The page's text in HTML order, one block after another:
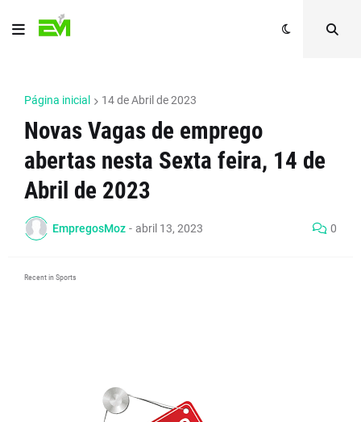
Página inicial 14 de Abril de 2023
Novas Vagas de emprego
abertas nesta Sexta feira, 14 de
Abril de 2023
EmpregosMoz - abril 13, 2023 0
Recent in Sports